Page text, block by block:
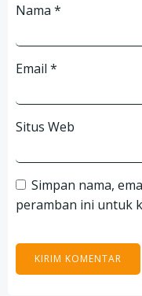
Nama *
Email *
Situs Web
Simpan nama,
peramban ini untuk